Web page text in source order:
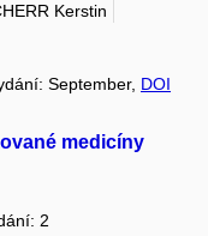
Kerstin
September, DOI
medicíny
2